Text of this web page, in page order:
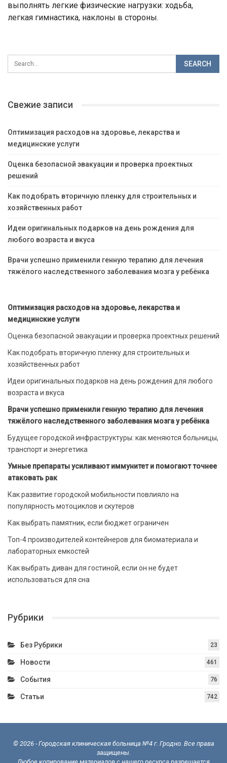
выполнять легкие физические нагрузки: ходьба,
легкая гимнастика, наклоны в стороны.
Свежие записи
Оптимизация расходов на здоровье, лекарства и
медицинские услуги
Оценка безопасной эвакуации и проверка проектных
решений
Как подобрать вторичную пленку для строительных и
хозяйственных работ
Идеи оригинальных подарков на день рождения для
любого возраста и вкуса
Врачи успешно применили генную терапию для лечения
тяжёлого наследственного заболевания мозга у ребёнка
Оптимизация расходов на здоровье, лекарства и
медицинские услуги
Оценка безопасной эвакуации и проверка проектных решений
Как подобрать вторичную пленку для строительных и
хозяйственных работ
Идеи оригинальных подарков на день рождения для любого
возраста и вкуса
Врачи успешно применили генную терапию для лечения
тяжёлого наследственного заболевания мозга у ребёнка
Будущее городской инфраструктуры: как меняются больницы,
транспорт и энергетика
Умные препараты усиливают иммунитет и помогают точнее
атаковать рак
Как развитие городской мобильности повлияло на
популярность мотоциклов и скутеров
Как выбрать памятник, если бюджет ограничен
Топ-4 производителей контейнеров для биоматериала и
лабораторных емкостей
Как выбрать диван для гостиной, если он не будет
использоваться для сна
Рубрики
Без Рубрики 23
Новости 461
События 76
Статьи 742
© 2026 - Городская клиническая больница №4 г. Гродно. Все права
защищены.